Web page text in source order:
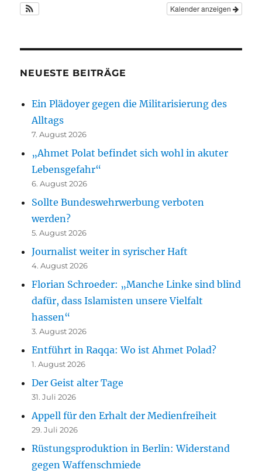
Kalender anzeigen
NEUESTE BEITRÄGE
Ein Plädoyer gegen die Militarisierung des
Alltags
7. August 2026
„Ahmet Polat befindet sich wohl in akuter
Lebensgefahr“
6. August 2026
Sollte Bundeswehrwerbung verboten
werden?
5. August 2026
Journalist weiter in syrischer Haft
4. August 2026
Florian Schroeder: „Manche Linke sind blind
dafür, dass Islamisten unsere Vielfalt
hassen“
3. August 2026
Entführt in Raqqa: Wo ist Ahmet Polad?
1. August 2026
Der Geist alter Tage
31. Juli 2026
Appell für den Erhalt der Medienfreiheit
29. Juli 2026
Rüstungsproduktion in Berlin: Widerstand
gegen Waffenschmiede